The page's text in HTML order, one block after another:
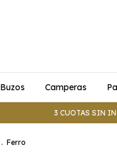
Buzos Camperas
3 CUOTAS SIN
. Ferro